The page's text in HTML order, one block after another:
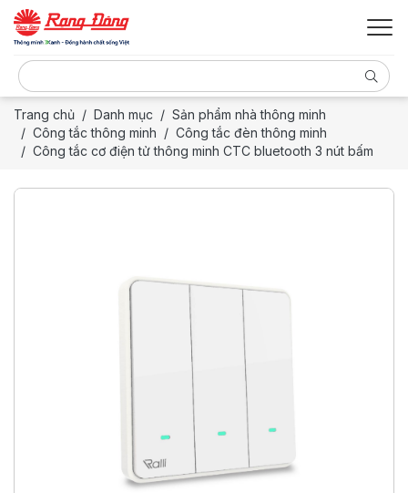
Trang chủ Danh mục
Sản phẩm nhà thông minh
Công tắc thông minh
Công tắc đèn thông minh
Công tắc cơ điện tử thông minh CTC bluetooth 3 nút bấm